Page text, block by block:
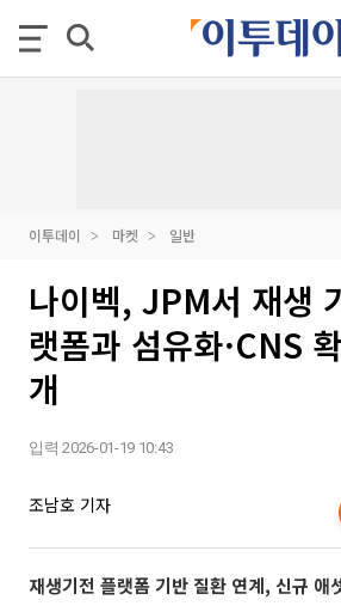
이투데이 마켓 일반
나이벡, JPM서 재생
랫폼과 섬유화·CNS
개
입력 2026-01-19 10:43
조남호 기자
재생기전 플랫폼 기반 질환 연계, 신규 애